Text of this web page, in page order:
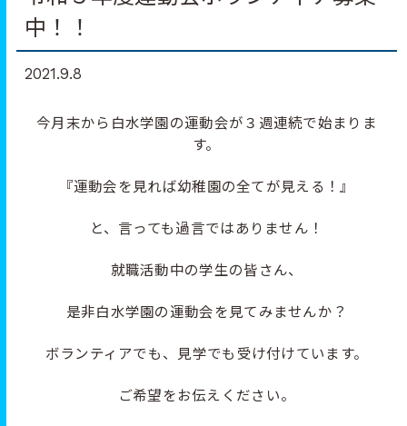
中！！
2021.9.8
今月末から白水学園の運動会が３週連続で始まりま
す。
『運動会を見れば幼稚園の全てが見える！』
と、言っても過言ではありません！
就職活動中の学生の皆さん、
是非白水学園の運動会を見てみませんか？
ボランティアでも、見学でも受け付けています。
ご希望をお伝えください。